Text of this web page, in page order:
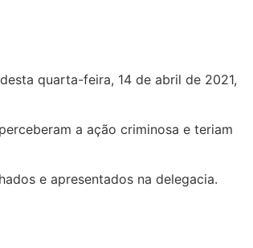
quarta-feira, 14 de abril de 2021,
a ação criminosa e teriam
e apresentados na delegacia.